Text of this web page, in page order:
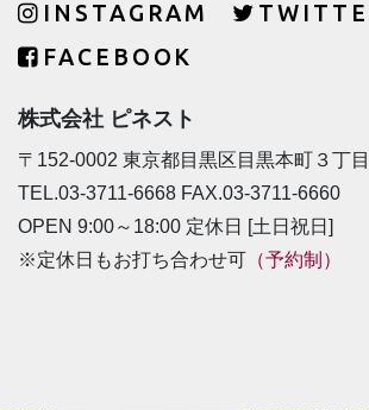
INSTAGRAM
FACEBOOK
株式会社 ピネスト
〒152-0002 東京都目黒区目黒本町３丁
TEL.03-3711-6668 FAX.03-3711-6660
OPEN 9:00～18:00 定休日 [土日祝日]
※定休日もお打ち合わせ可 （予約制）